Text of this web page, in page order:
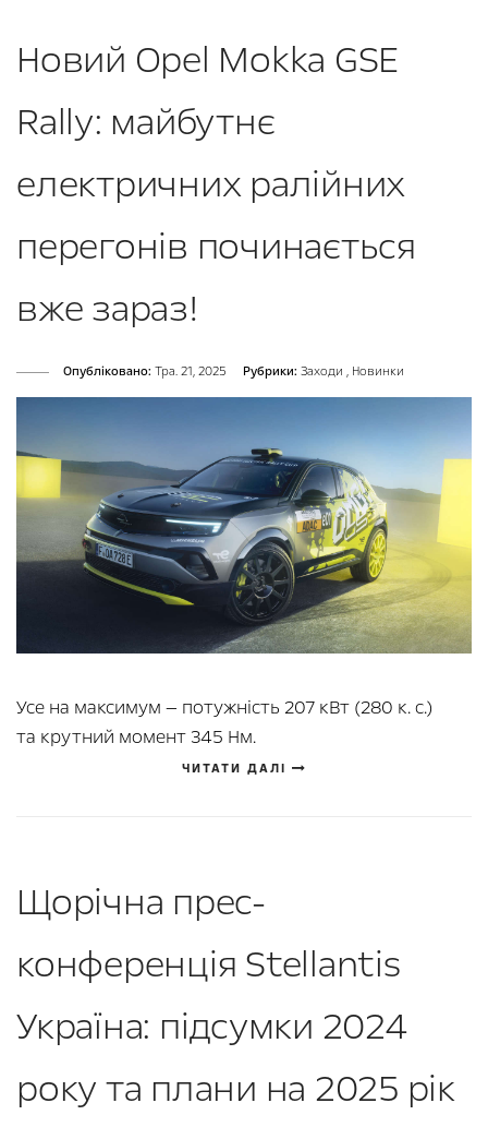
Новий Opel Mokka GSE
Rally: майбутнє
електричних ралійних
перегонів починається
вже зараз!
Опубліковано: Тра. 21, 2025 Рубрики: Заходи , Новинки
Усе на максимум — потужність 207 кВт (280 к. с.)
та крутний момент 345 Нм.
ЧИТАТИ ДАЛІ
Щорічна прес-
конференція Stellantis
Україна: підсумки 2024
року та плани на 2025 рік